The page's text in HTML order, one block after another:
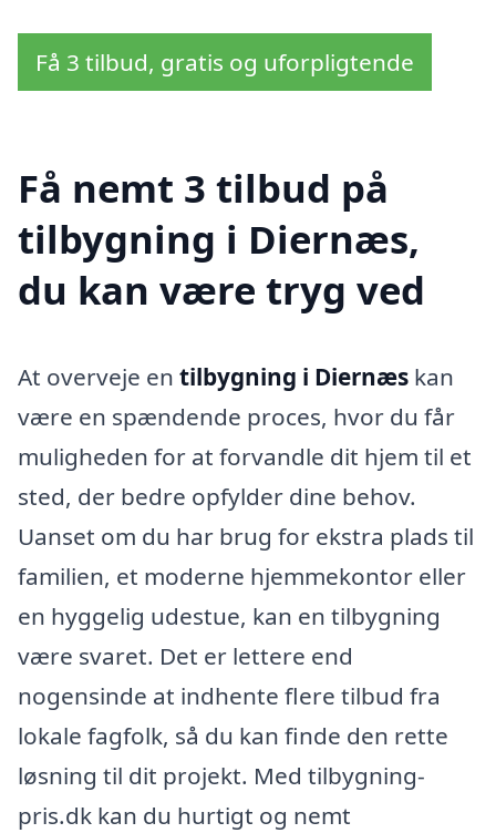
Få 3 tilbud, gratis og uforpligtende
Få nemt 3 tilbud på
tilbygning i Diernæs,
du kan være tryg ved
At overveje en tilbygning i Diernæs kan
være en spændende proces, hvor du får
muligheden for at forvandle dit hjem til et
sted, der bedre opfylder dine behov.
Uanset om du har brug for ekstra plads til
familien, et moderne hjemmekontor eller
en hyggelig udestue, kan en tilbygning
være svaret. Det er lettere end
nogensinde at indhente flere tilbud fra
lokale fagfolk, så du kan finde den rette
løsning til dit projekt. Med tilbygning-
pris.dk kan du hurtigt og nemt